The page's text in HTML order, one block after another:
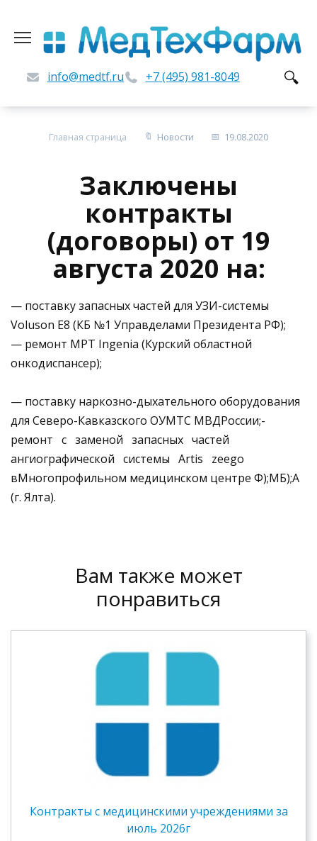
содержанию
info@medtf.ru +7 (495) 981-8049
Главная страница Новости 19.08.2020
Заключены
контракты
(договоры) от 19
августа 2020 на:
— поставку запасных частей для УЗИ-системы
Voluson E8 (КБ №1 Управделами Президента РФ);
— ремонт МРТ Ingenia (Курский областной
онкодиспансер);
— поставку наркозно-дыхательного оборудования
для Северо-Кавказского ОУМТС МВДРоссии;-
ремонт с заменой запасных частей
ангиографической системы Artis zeego
вМногопрофильном медицинском центре Ф);МБ);А
(г. Ялта).
Вам также может
понравиться
Контракты c медицинскими учреждениями за
июль 2026г